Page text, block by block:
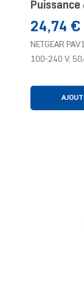
Prix
24,74 €
NETGEAR
100-240 V,